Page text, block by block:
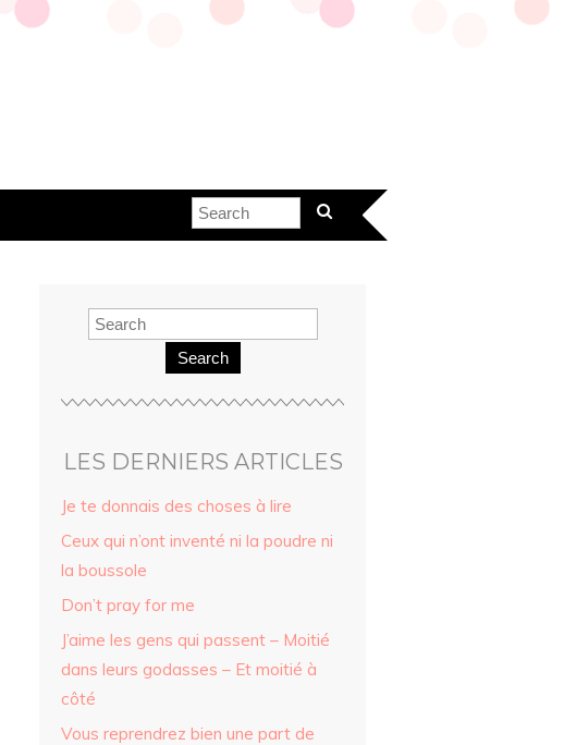
Search
LES DERNIERS ARTICLES
Je te donnais des choses à lire
Ceux qui n’ont inventé ni la poudre ni
la boussole
Don’t pray for me
J’aime les gens qui passent – Moitié
dans leurs godasses – Et moitié à
côté
Vous reprendrez bien une part de